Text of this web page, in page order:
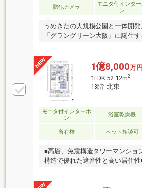
防犯カメラ
モニタ付インター
ン
うめきたの大規模公園と一体開
「グラングリーン大阪」に誕生す
1億8,000万円
1LDK 52.12m2
13階 北東
モニタ付インターホ
ン
浴室乾燥機
所有権 ペット相談可
■高層、免震構造タワーマンショ
構造で優れた遮音性と高い居住
ドア】採用■【王宮】をコンセプ